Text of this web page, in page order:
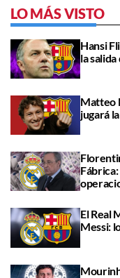
LO MÁS VISTO
Hansi
la
Matteo
jugará
El Real
Messi: